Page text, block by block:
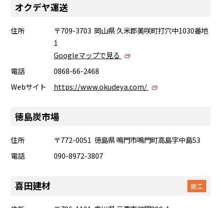
オクデヤ運送
住所
〒709-3703 岡山県 久米郡美咲町打穴中1030番地
1
Googleマップで見る
電話
0868-66-2468
Webサイト
https://www.okudeya.com/
徳島炭市場
住所
〒772-0051 徳島県 鳴門市鳴門町高島字中島53
電話
090-8972-3807
喜田建材 施工